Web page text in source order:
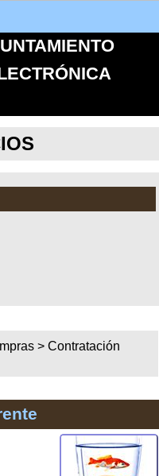
>Contratación